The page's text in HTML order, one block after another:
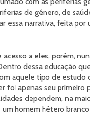
de gênero, de
essa narrativa, feita por
a eles, porém,
dessa educação
aquele tipo de estudo
foi apenas seu primeiro
dependem, na
homem hétero